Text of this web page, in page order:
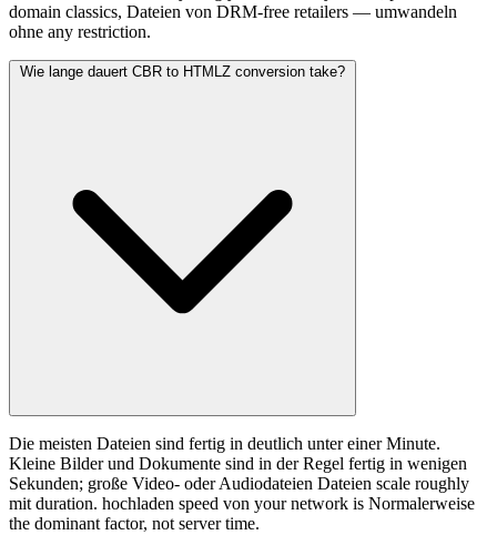
domain classics, Dateien von DRM-free retailers — umwandeln
ohne any restriction.
Wie lange dauert CBR to HTMLZ conversion take?
Die meisten Dateien sind fertig in deutlich unter einer Minute.
Kleine Bilder und Dokumente sind in der Regel fertig in wenigen
Sekunden; große Video- oder Audiodateien Dateien scale roughly
mit duration. hochladen speed von your network is Normalerweise
the dominant factor, not server time.